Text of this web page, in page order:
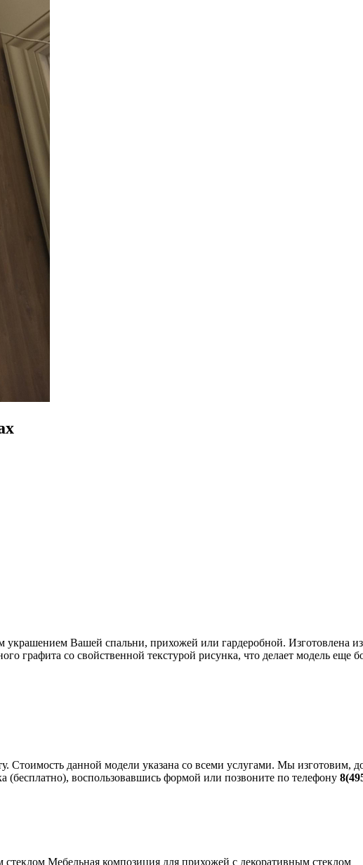
Вашей спальни, прихожей или гардеробной. Изготовлена
графита со свойственной текстурой рисунка, что делает модель еще
Стоимость данной модели указана со всеми услугами. Мы изготовим,
(бесплатно), воспользовавшись формой или позвоните по телефону
Мебельная композиция для прихожей с декоративным стеклом